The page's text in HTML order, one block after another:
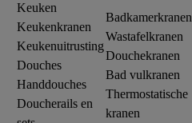
Keuken
Keukenkranen
Keukenuitrusting
Douches
Handdouches
Doucherails en
Badkamerkranen
Wastafelkranen
Douchekranen
Bad vulkranen
Thermostatische
kranen